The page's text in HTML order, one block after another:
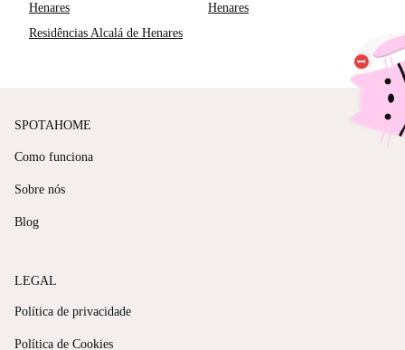
Henares
Henares
Residências Alcalá de Henares
SPOTAHOME
Como funciona
Sobre nós
Blog
LEGAL
Política de privacidade
Política de Cookies